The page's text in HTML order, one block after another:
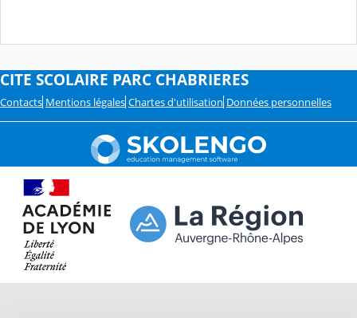
CITE SCOLAIRE PARC CHABRIERES
Contacts Mentions légales Chartes d'utilisation Données personnelles